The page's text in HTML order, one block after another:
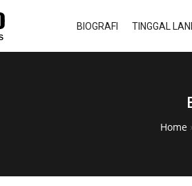
BIOGRAFI TINGGAL
Home ›